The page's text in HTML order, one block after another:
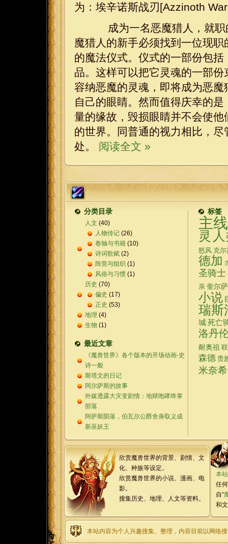
为：埃辛诺斯战刃[Azzinoth
成为一名恶魔猎人，就职
魔猎人的新手必须找到一位现
的魔法仪式。仪式的一部份包
品。这样可以把它灵魂的一部
容纳恶魔的灵魂，即将成为恶
自己的眼睛。然而值得庆幸的
量的缘故，毁损眼睛并不会使
的世界。同普通的视力相比，
处。 阅读全文 »
分类目录
人文 (40)
人物传记 (26)
卷轴与书籍 (10)
诗词歌赋 (2)
阵营与组织 (1)
风俗与习惯 (1)
历史 (70)
偏史 (17)
正史 (53)
地理 (4)
生物 (1)
最近文章
《魔兽世界》各个版本的开场动画-史
诗一般
斯塔文的日记
阿尔萨斯的故事
外媒透露大灾变剧情：地狱咆哮终掌
部落
阿萨斯陨落，伯瓦尔公爵舍身取义成
新巫妖王
标签
主
灵
怒风 克
德加
圣骑士
亲 奎尔
小说
瑞斯
城死亡
洛丹
耐奥祖
森德 贵
米奈
欣赏魔兽世界的背景、剧情、文
化、种族等设定。
欣赏魔兽世界的小说、漫画、电
影。
搜集历史、地理、人文等资料。
本站
任
自“
和
本站内容为个人兴趣搜集、整理，内容目前以网络